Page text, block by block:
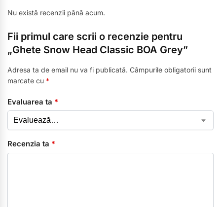
Nu există recenzii până acum.
Fii primul care scrii o recenzie pentru
„Ghete Snow Head Classic BOA Grey”
Adresa ta de email nu va fi publicată. Câmpurile obligatorii sunt
marcate cu *
Evaluarea ta *
Recenzia ta *